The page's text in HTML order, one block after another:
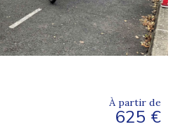
À partir de
625 €